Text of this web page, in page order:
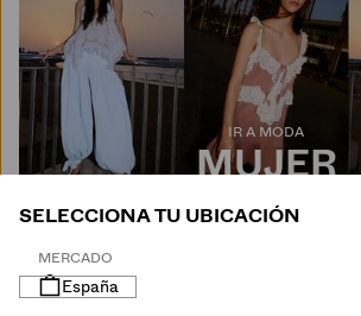
IR A MODA
MUJER
SELECCIONA TU UBICACIÓN
MERCADO
España